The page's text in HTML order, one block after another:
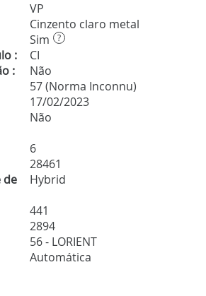
VP
Cinzento claro metal
Sim ?
:
CI
:
Não
57 (Norma Inconnu)
17/02/2023
Não
6
28461
de
Hybrid
441
2894
56 - LORIENT
Automática